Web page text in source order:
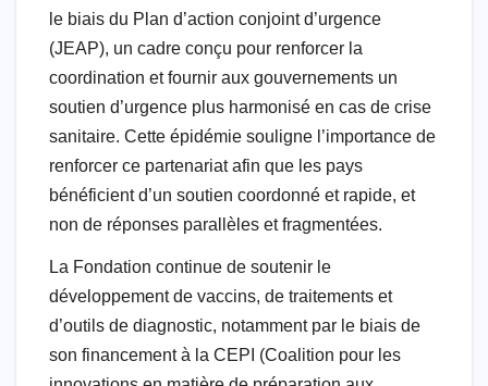
le biais du Plan d’action conjoint d’urgence
(JEAP), un cadre conçu pour renforcer la
coordination et fournir aux gouvernements un
soutien d’urgence plus harmonisé en cas de crise
sanitaire. Cette épidémie souligne l’importance de
renforcer ce partenariat afin que les pays
bénéficient d’un soutien coordonné et rapide, et
non de réponses parallèles et fragmentées.
La Fondation continue de soutenir le
développement de vaccins, de traitements et
d’outils de diagnostic, notamment par le biais de
son financement à la CEPI (Coalition pour les